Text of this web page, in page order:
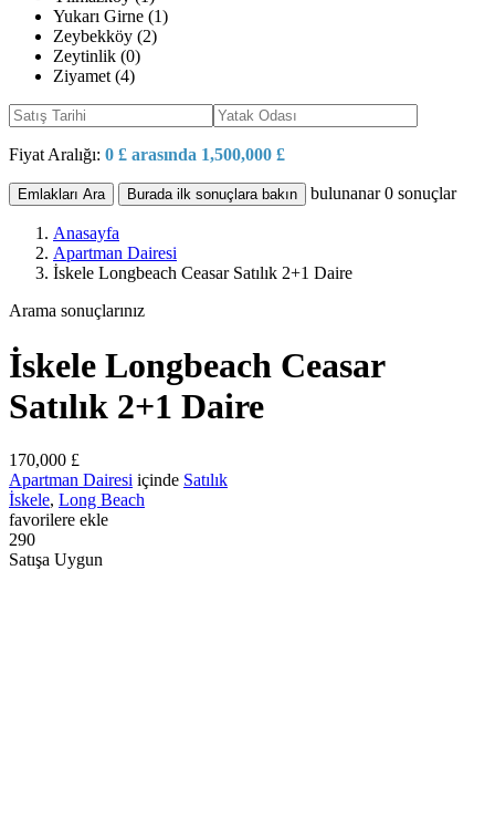
Yukarı Girne (1)
Zeybekköy (2)
Zeytinlik (0)
Ziyamet (4)
Fiyat Aralığı: 0 £ arasında 1,500,000 £
Emlakları Ara Burada ilk sonuçlara bakın bulunanar0 sonuçlar
Anasayfa
Apartman Dairesi
İskele Longbeach Ceasar Satılık 2+1 Daire
Arama sonuçlarınız
İskele Longbeach Ceasar
Satılık 2+1 Daire
170,000 £
Apartman Dairesi içinde Satılık
İskele, Long Beach
favorilere ekle
290
Satışa Uygun